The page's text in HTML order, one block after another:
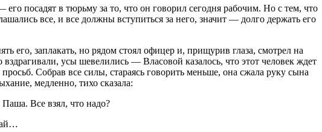
посадят в тюрьму за то, что он говорил сегодня рабочим. Но с тем, что
все, и все должны вступиться за него, значит — долго держать его
его, заплакать, но рядом стоял офицер и, прищурив глаза, смотрел на
вздрагивали, усы шевелились — Власовой казалось, что этот человек ждет
просьб. Собрав все силы, стараясь говорить меньше, она сжала руку сына
медленно, тихо сказала:
Все взял, что надо?